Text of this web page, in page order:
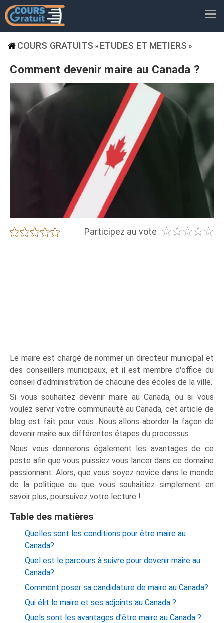
COURS GRATUITS » ETUDES ET METIERS »
Comment devenir maire au Canada ?
Participez au vote ☆☆☆☆☆
★★★★★
Le maire est chargé de nommer un directeur municipal et
des conseillers municipaux, et il est membre d'office du
conseil d'administration de chacune des écoles de la ville.
Si vous souhaitez devenir maire au Canada, ou si vous
voulez servir votre communauté au Canada, cet article de
blog est fait pour vous. Nous allons aborder la façon de
devenir maire aux différentes étapes du processus.
Nous vous donnerons également les avantages de ce
poste afin que vous puissiez vous lancer dans ce domaine
passionnant. Alors, que vous soyez novice dans le monde
de la politique ou que vous souhaitiez simplement en
savoir plus, poursuivez votre lecture !
Table des matières
Quelles sont les conditions pour être maire au
Canada?
Quel est le parcours à suivre pour devenir maire au
Canada?
Comment poser sa candidature de maire au Canada?
Qui élit le maire et ses adjoints au Canada ?
Quels sont les avantages d'être maire au Canada ?